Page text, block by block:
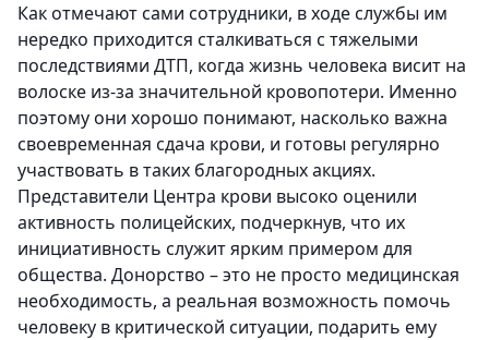
Как отмечают сами сотрудники, в ходе службы им
нередко приходится сталкиваться с тяжелыми
последствиями ДТП, когда жизнь человека висит на
волоске из-за значительной кровопотери. Именно
поэтому они хорошо понимают, насколько важна
своевременная сдача крови, и готовы регулярно
участвовать в таких благородных акциях.
Представители Центра крови высоко оценили
активность полицейских, подчеркнув, что их
инициативность служит ярким примером для
общества. Донорство – это не просто медицинская
необходимость, а реальная возможность помочь
человеку в критической ситуации, подарить ему